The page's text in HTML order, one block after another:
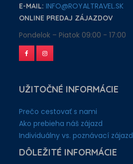
E-MAIL: INFO@ROYALTRAVEL.SK
ONLINE PREDAJ ZÁJAZDOV
Pondelok – Piatok 09:00 - 17:00
UŽITOČNÉ INFORMÁCIE
Prečo cestovať s nami
Ako prebieha náš zájazd
Individuálny vs. poznávací zájazd
DÔLEŽITÉ INFORMÁCIE